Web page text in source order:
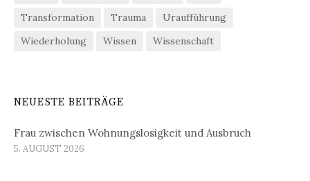
Transformation Trauma
Uraufführung
Wiederholung
Wissen Wissenschaft
NEUESTE BEITRÄGE
Frau zwischen Wohnungslosigkeit und Ausbruch
5. AUGUST 2026